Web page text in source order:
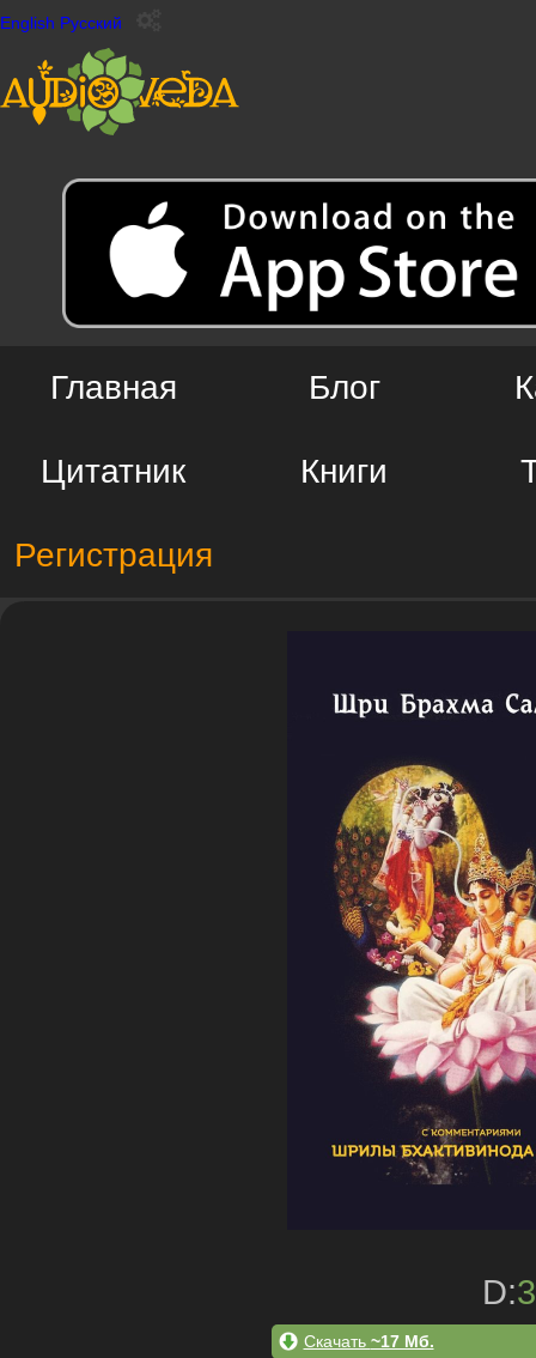
English Русский
Главная Блог
Цитатник Книги
Регистрация
D:
Скачать ~17 Мб.